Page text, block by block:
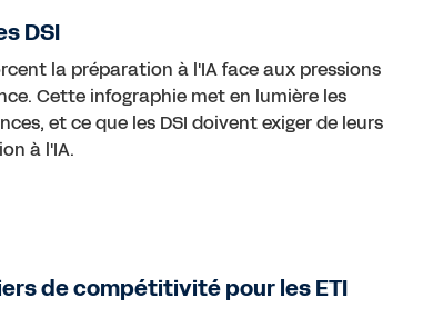
DSI
la préparation à l'IA face aux pressions
Cette infographie met en lumière les
et ce que les DSI doivent exiger de leurs
à l'IA.
de compétitivité pour les ETI